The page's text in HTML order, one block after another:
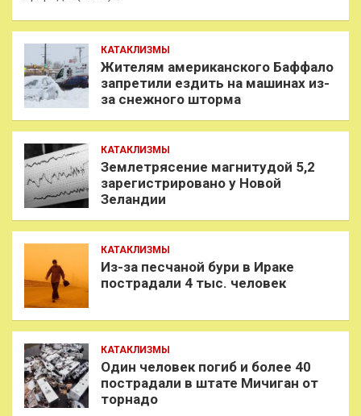
КАТАКЛИЗМЫ
Жителям американского Баффало
запретили ездить на машинах из-
за снежного шторма
КАТАКЛИЗМЫ
Землетрясение магнитудой 5,2
зарегистрировано у Новой
Зеландии
КАТАКЛИЗМЫ
Из-за песчаной бури в Ираке
пострадали 4 тыс. человек
КАТАКЛИЗМЫ
Один человек погиб и более 40
пострадали в штате Мичиган от
торнадо